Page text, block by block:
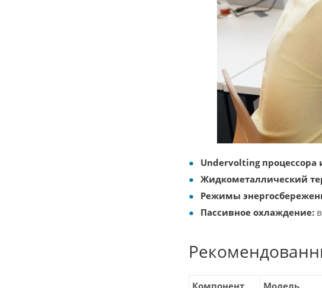
Undervolting процессора
Жидкометаллический
Режимы
Пассивное охлаждение:
Компонент Модель